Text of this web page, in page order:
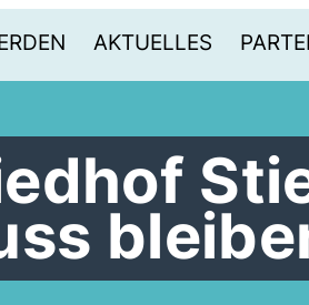
AKTUELLES PARTEI